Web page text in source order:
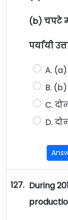
(b) चपटे
पर्यायी
A.
B.
C.
D.
127. During